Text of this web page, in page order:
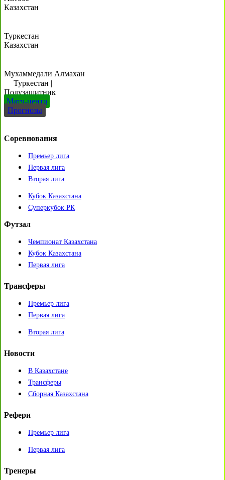
Казахстан
Туркестан
Казахстан
Мухаммедали Алмахан
Туркестан |
Полузащитник
Матч-центр
Прогнозы
Соревнования
Премьер лига
Первая лига
Вторая лига
Кубок Казахстана
Суперкубок РК
Футзал
Чемпионат Казахстана
Кубок Казахстана
Первая лига
Трансферы
Премьер лига
Первая лига
Вторая лига
Новости
В Казахстане
Трансферы
Сборная Казахстана
Рефери
Премьер лига
Первая лига
Тренеры